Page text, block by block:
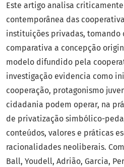
Este artigo analisa
contemporânea das
instituições privadas, tomando
comparativa a concepção
modelo difundido pela
investigação evidencia como
cooperação, protagonismo
cidadania podem operar, na
de privatização simbólico-
conteúdos, valores e práticas
racionalidades neoliberais.
Ball, Youdell, Adrião, Garcia,